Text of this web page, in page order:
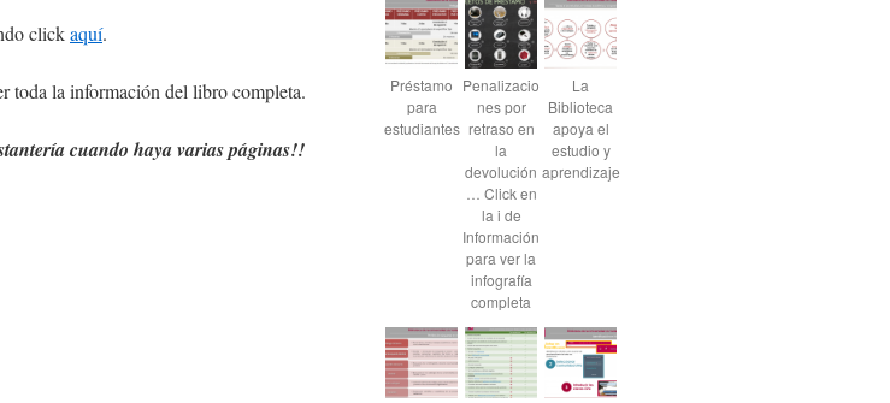
clickaquí.
toda la información del libro completa.
cuando haya varias páginas!!
Préstamo
para
estudiantes
Penalizacio
nes por
retraso en
la
devolución
… Click en
la i de
Información
para ver la
infografía
completa
La
Biblioteca
apoya el
estudio y
aprendizaje